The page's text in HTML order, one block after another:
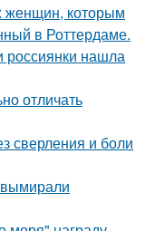
женщин, которым
в Роттердаме.
россиянки нашла
отличать
сверления и боли